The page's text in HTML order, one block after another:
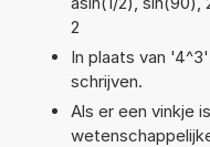
2
In plaats van
schrijven.
Als er een vinkje